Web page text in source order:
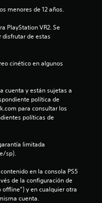
menores de 12 años.
PlayStation VR2. Se
disfrutar de estas
cinético en algunos
cuenta y están sujetas a
política de
para consultar los
políticas de
limitada
sp).
en la consola PS5
de la configuración de
y en cualquier otra
cuenta.